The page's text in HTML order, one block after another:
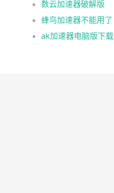
数云加速器破解版
蜂鸟加速器不能用了
ak加速器电脑版下载